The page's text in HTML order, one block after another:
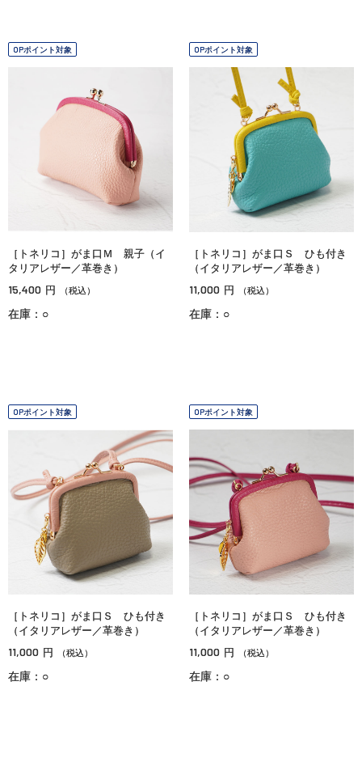
OPポイント対象
［トネリコ］がま口Ｍ 親子（イ
タリアレザー／革巻き）
15,400 円 （税込）
在庫：○
OPポイント対象
［トネリコ］がま口Ｓ ひも付き
（イタリアレザー／革巻き）
11,000 円 （税込）
在庫：○
OPポイント対象
［トネリコ］がま口Ｓ ひも付き
（イタリアレザー／革巻き）
11,000 円 （税込）
在庫：○
OPポイント対象
［トネリコ］がま口Ｓ ひも付き
（イタリアレザー／革巻き）
11,000 円 （税込）
在庫：○